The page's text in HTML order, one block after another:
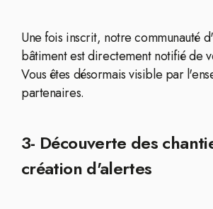
Une fois inscrit, notre communauté
bâtiment est directement notifié de
Vous êtes désormais visible par
partenaires.
3- Découverte des
création d'alertes